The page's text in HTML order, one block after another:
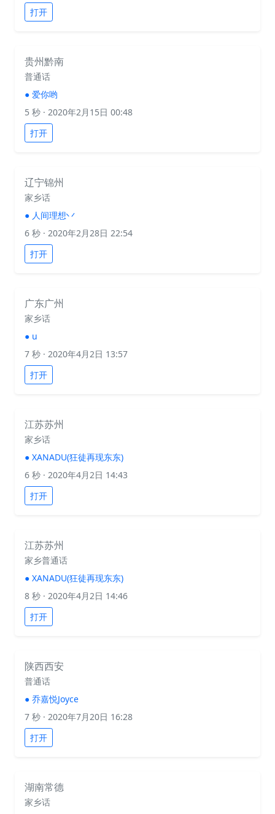
打开
贵州黔南
普通话
● 爱你哟
5 秒 · 2020年2月15日 00:48
打开
辽宁锦州
家乡话
● 人间理想丷
6 秒 · 2020年2月28日 22:54
打开
广东广州
家乡话
● u
7 秒 · 2020年4月2日 13:57
打开
江苏苏州
家乡话
● XANADU(狂徒再现东东)
6 秒 · 2020年4月2日 14:43
打开
江苏苏州
家乡普通话
● XANADU(狂徒再现东东)
8 秒 · 2020年4月2日 14:46
打开
陕西西安
普通话
● 乔嘉悦Joyce
7 秒 · 2020年7月20日 16:28
打开
湖南常德
家乡话